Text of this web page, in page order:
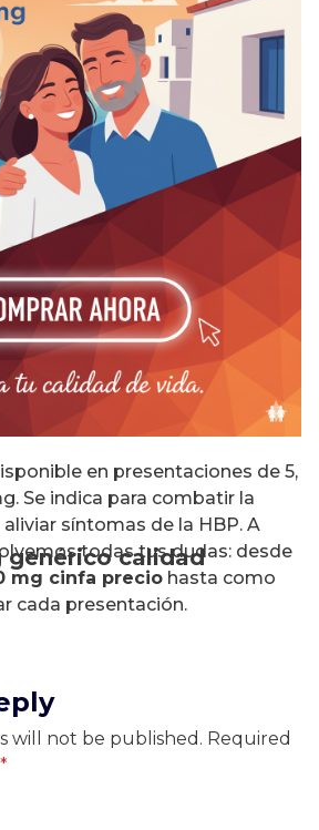
genérico calidad
en presentaciones de 5,
Se indica para combatir la
síntomas de la HBP. A
todas tus dudas: desde
mg cinfa preciohasta como
cada presentación.
will not be published. Required
*